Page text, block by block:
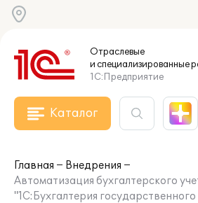
Отраслевые
и специализированные
1С:Предприятие
Каталог
Главная
Внедрения
Автоматизация бухгалтерского
"1С:Бухгалтерия